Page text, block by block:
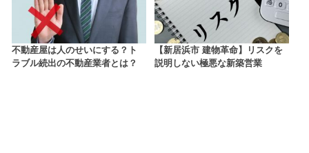
不動産屋は人のせいにする？ト
ラブル続出の不動産業者とは？
【新居浜市 建物革命】リスクを
説明しない極悪な新築営業